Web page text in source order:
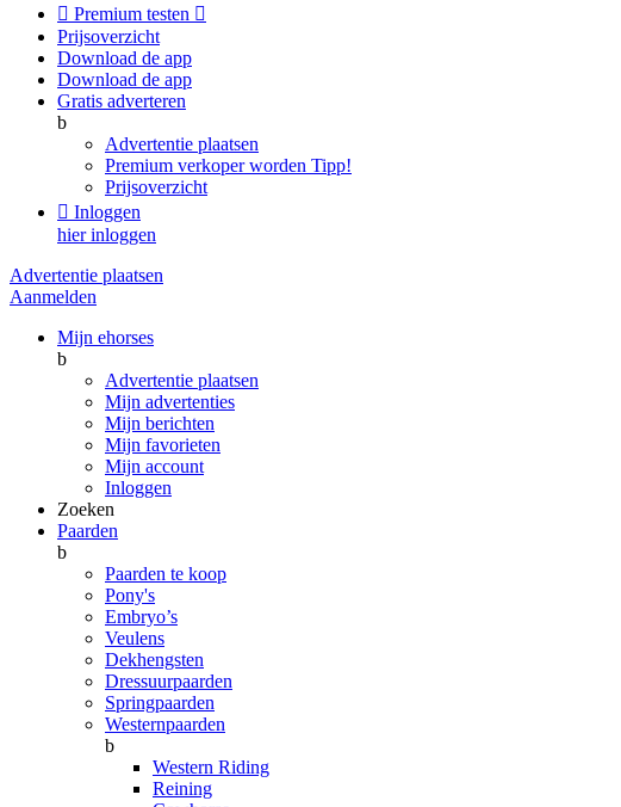
 Premium testen 
Prijsoverzicht
Download de app
Download de app
Gratis adverteren
b
Advertentie plaatsen
Premium verkoper worden Tipp!
Prijsoverzicht
 Inloggen
hier inloggen
Advertentie plaatsen
Aanmelden
Mijn ehorses
b
Advertentie plaatsen
Mijn advertenties
Mijn berichten
Mijn favorieten
Mijn account
Inloggen
Zoeken
Paarden
b
Paarden te koop
Pony's
Embryo’s
Veulens
Dekhengsten
Dressuurpaarden
Springpaarden
Westernpaarden
b
Western Riding
Reining